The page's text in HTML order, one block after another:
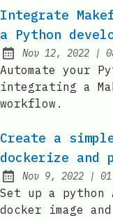
Integrate
a Python
Published:
Nov 12, 2022 |
Automate your
integrating a
workflow.
Create a
dockerize
Published:
Nov 9, 2022 |
Set up a
docker image